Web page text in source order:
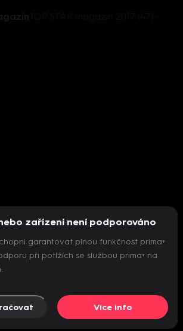
se inicializovat přehrávač
zařízení není podporováno
garantovat plnou funkčnost prima+
při potížích se službou prima+ na
Více info